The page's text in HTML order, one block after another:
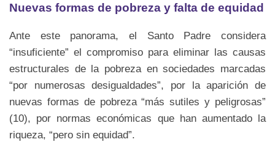
Nuevas formas de pobreza y falta de equidad
Ante este panorama, el Santo Padre considera
“insuficiente” el compromiso para eliminar las causas
estructurales de la pobreza en sociedades marcadas
“por numerosas desigualdades”, por la aparición de
nuevas formas de pobreza “más sutiles y peligrosas”
(10), por normas económicas que han aumentado la
riqueza, “pero sin equidad”.